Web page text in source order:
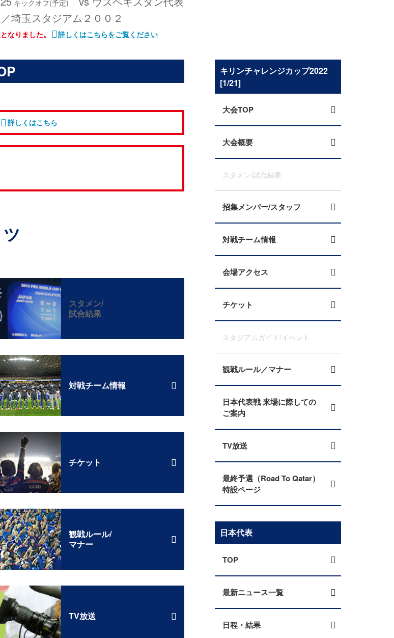
キックオフ(予定)
埼玉スタジアム２００２
なりました。 詳しくはこちらをご覧ください
詳しくはこちら
スタメン/
試合結果
対戦チーム情報
チケット
観戦ルール/
マナー
TV放送
キリンチャレンジカップ2022
[1/21]
大会TOP
大会概要
スタメン/試合結果
招集メンバー/スタッフ
対戦チーム情報
会場アクセス
チケット
スタジアムガイド/イベント
観戦ルール／マナー
日本代表戦 来場に際しての
ご案内
TV放送
最終予選（Road To Qatar）
特設ページ
日本代表
TOP
最新ニュース一覧
日程・結果